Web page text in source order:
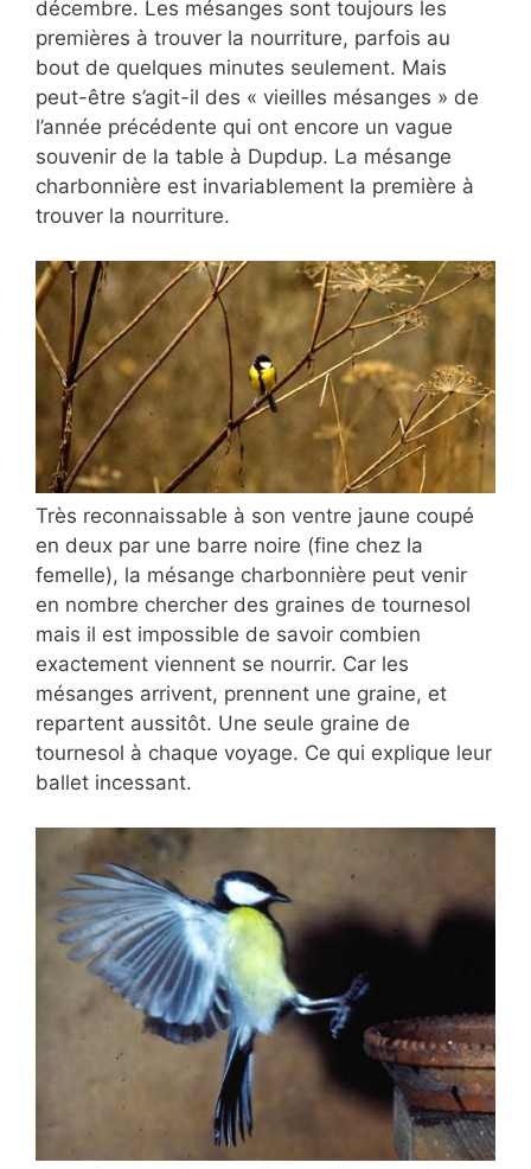
décembre. Les mésanges sont toujours les
premières à trouver la nourriture, parfois au
bout de quelques minutes seulement. Mais
peut-être s’agit-il des « vieilles mésanges » de
l’année précédente qui ont encore un vague
souvenir de la table à Dupdup. La mésange
charbonnière est invariablement la première à
trouver la nourriture.
Très reconnaissable à son ventre jaune coupé
en deux par une barre noire (fine chez la
femelle), la mésange charbonnière peut venir
en nombre chercher des graines de tournesol
mais il est impossible de savoir combien
exactement viennent se nourrir. Car les
mésanges arrivent, prennent une graine, et
repartent aussitôt. Une seule graine de
tournesol à chaque voyage. Ce qui explique leur
ballet incessant.